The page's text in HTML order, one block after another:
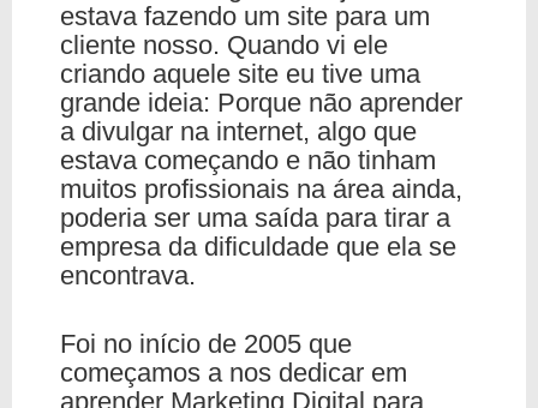
estava fazendo um site para um
cliente nosso. Quando vi ele
criando aquele site eu tive uma
grande ideia: Porque não aprender
a divulgar na internet, algo que
estava começando e não tinham
muitos profissionais na área ainda,
poderia ser uma saída para tirar a
empresa da dificuldade que ela se
encontrava.
Foi no início de 2005 que
começamos a nos dedicar em
aprender Marketing Digital para